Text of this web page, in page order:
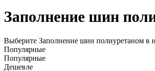
Заполнение шин
Выберите Заполнение шин полиуретаном в
Популярные
Популярные
Дешевле